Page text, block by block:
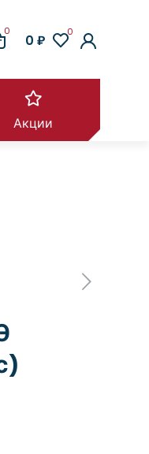
0
0 ₽ 0
Акции